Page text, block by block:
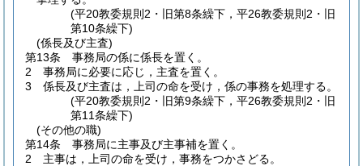
(平20教委規則2・旧第8条繰下，平26教委規則2・旧
第10条繰下)
(係長及び主査)
第13条
事務局の係に係長を置く。
2
事務局に必要に応じ，主査を置く。
3
係長及び主査は，上司の命を受け，係の事務を処理する。
(平20教委規則2・旧第9条繰下，平26教委規則2・旧
第11条繰下)
(その他の職)
第14条
事務局に主事及び主事補を置く。
2
主事は，上司の命を受け，事務をつかさどる。